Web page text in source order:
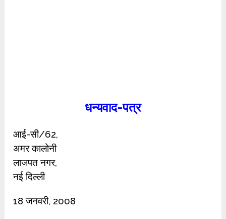
धन्यवाद-पत्र
आई-सी/62,
अमर कालोनी
लाजपत नगर,
नई दिल्ली
18 जनवरी, 2008